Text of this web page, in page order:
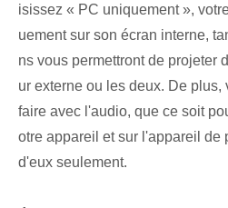
isissez « PC uniquement »,
uement sur son écran interne,
ns vous permettront de projeter
ur externe ou les deux. De
faire avec l'audio, que ce soit
otre appareil et sur l'appareil de
d'eux seulement.